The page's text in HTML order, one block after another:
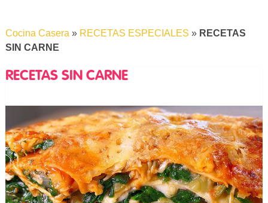
Cocina Casera» RECETAS ESPECIALES » RECETAS
SIN CARNE
RECETAS SIN CARNE